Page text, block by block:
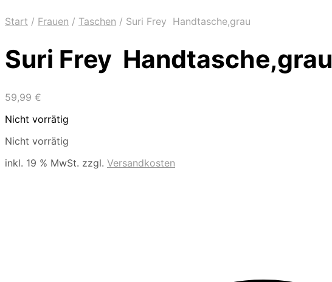
Start / Frauen / Taschen / Suri Frey Handtasche,grau
Suri Frey Handtasche,grau
59,99 €
Nicht vorrätig
Nicht vorrätig
inkl. 19 % MwSt. zzgl. Versandkosten